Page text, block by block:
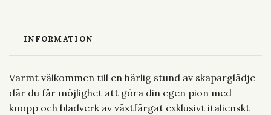
INFORMATION
Varmt välkommen till en härlig stund av skaparglädje
där du får möjlighet att göra din egen pion med
knopp och bladverk av växtfärgat exklusivt italienskt